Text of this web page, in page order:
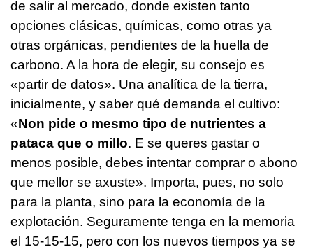
de salir al mercado, donde existen tanto
opciones clásicas, químicas, como otras ya
otras orgánicas, pendientes de la huella de
carbono. A la hora de elegir, su consejo es
«partir de datos». Una analítica de la tierra,
inicialmente, y saber qué demanda el cultivo:
«Non pide o mesmo tipo de nutrientes a
pataca que o millo. E se queres gastar o
menos posible, debes intentar comprar o abono
que mellor se axuste». Importa, pues, no solo
para la planta, sino para la economía de la
explotación. Seguramente tenga en la memoria
el 15-15-15, pero con los nuevos tiempos ya se